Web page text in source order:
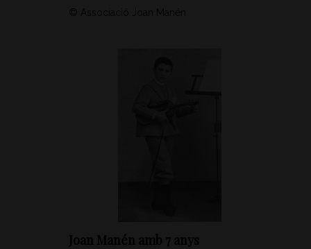
© Associació Joan Manén
Joan Manén amb 7 anys